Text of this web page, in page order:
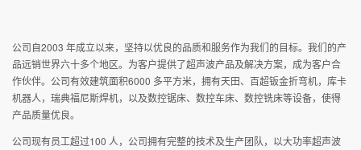
联系我们
公司自2003 年成立以来，坚持以优良的品质和服务作为我们的目标。我们的产
品远销世界六十多个地区。为客户提供了超声波产品及解决方案，成为客户合
作伙伴。公司有效建筑面积6000 多平方米，拥有天田、百超钣金折弯机，库卡
机器人，瑞典福尼斯焊机，以及数控锯床、数控车床、数控铣床等设备，使得
产品质量优良。
公司现有员工超过100 人，公司拥有完整的技术及生产团队，以大功率超声波